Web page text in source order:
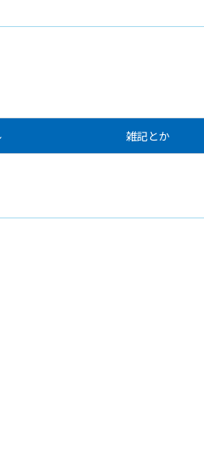
雑記とか